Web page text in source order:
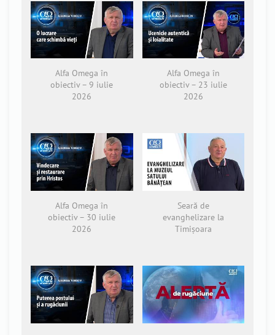
Alfa Omega în
obiectiv – 9 iulie
2026
Alfa Omega în
obiectiv – 23 iulie
2026
Alfa Omega în
obiectiv – 30 iulie
2026
Seară de
evanghelizare la
Timișoara